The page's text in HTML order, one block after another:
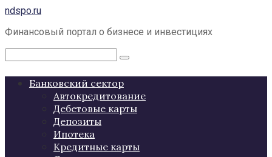
Перейти
контенту
ndspo.ru
Финансовый портал о бизнесе и инвестициях
Поиск:
Банковский сектор
Автокредитование
Дебетовые карты
Депозиты
Ипотека
Кредитные карты